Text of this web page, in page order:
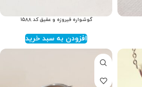
گوشواره فیروزه و عقیق کد ۱۵۸۸
افزودن به سبد خرید